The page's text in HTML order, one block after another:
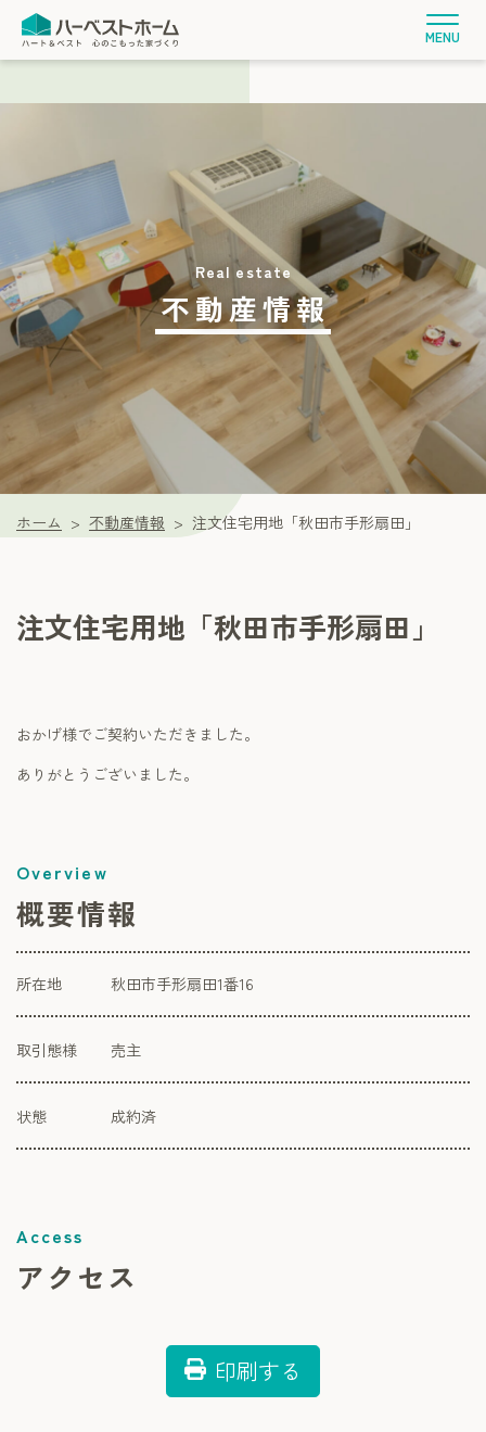
MENU
不動産情報
ホーム 不動産情報 注文住宅用地「秋田市手形扇田」
注文住宅用地「秋田市手形扇田」
おかげ様でご契約いただきました。
ありがとうございました。
概要情報
所在地 秋田市手形扇田1番16
取引態様 売主
状態 成約済
アクセス
印刷する